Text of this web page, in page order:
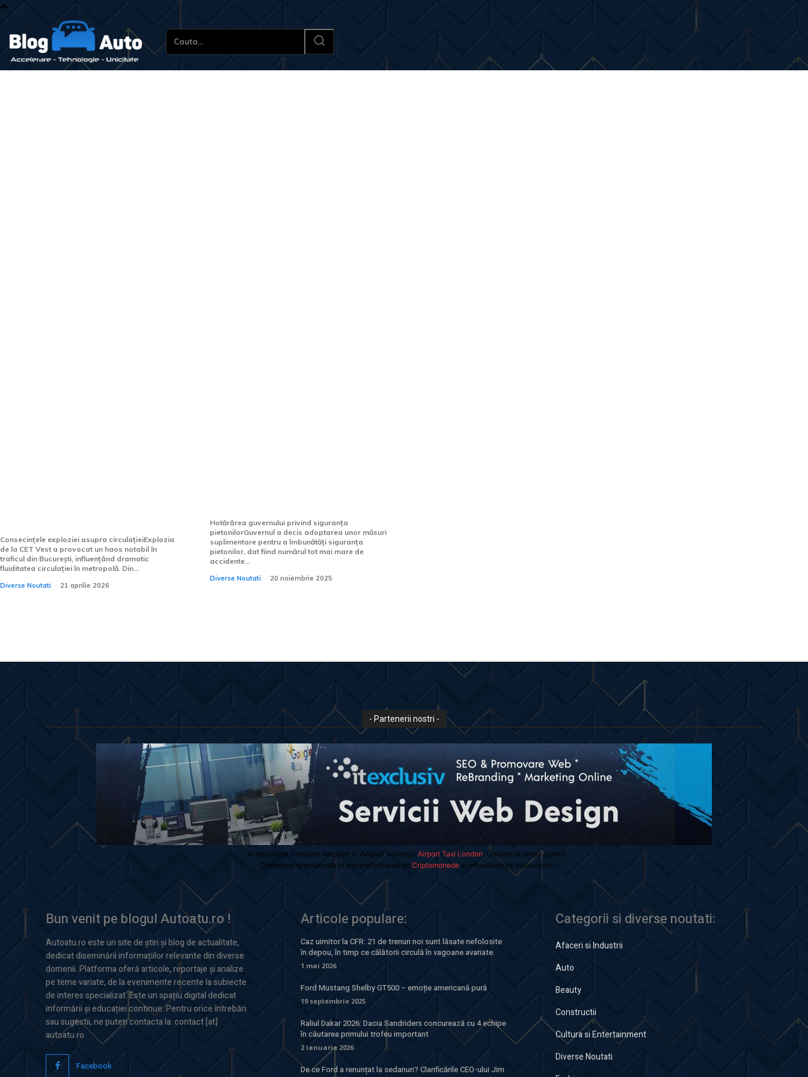
Cauta...
Consecințele exploziei asupra circulațieiExplozia
de la CET Vest a provocat un haos notabil în
traficul din București, influențând dramatic
fluiditatea circulației în metropolă. Din...
Diverse Noutati 21 aprilie 2026
Hotărârea guvernului privind siguranța
pietonilorGuvernul a decis adoptarea unor măsuri
suplimentare pentru a îmbunătăți siguranța
pietonilor, dat fiind numărul tot mai mare de
accidente...
Diverse Noutati 20 noiembrie 2025
- Partenerii nostri -
- Ai nevoie de transport aeroport in Anglia? Încearcă Airport Taxi London. Calitate la prețul corect.
- Companie specializata in tranzactionarea de Criptomonedesi infrastructura blockchain.
Bun venit pe blogul Autoatu.ro !
Autoatu.ro este un site de știri și blog de actualitate,
dedicat diseminării informațiilor relevante din diverse
domenii. Platforma oferă articole, reportaje și analize
pe teme variate, de la evenimente recente la subiecte
de interes specializat. Este un spațiu digital dedicat
informării și educației continue. Pentru orice întrebări
sau sugestii, ne puteți contacta la: contact [at]
autoatu.ro
Facebook
Articole populare:
Caz uimitor la CFR: 21 de trenuri noi sunt lăsate nefolosite
în depou, în timp ce călătorii circulă în vagoane avariate.
1 mai 2026
Ford Mustang Shelby GT500 – emoție americană pură
19 septembrie 2025
Raliul Dakar 2026: Dacia Sandriders concurează cu 4 echipe
în căutarea primului trofeu important
2 ianuarie 2026
De ce Ford a renunțat la sedanuri? Clarificările CEO-ului Jim
Categorii si diverse noutati:
Afaceri si Industrii
Auto
Beauty
Constructii
Cultura si Entertainment
Diverse Noutati